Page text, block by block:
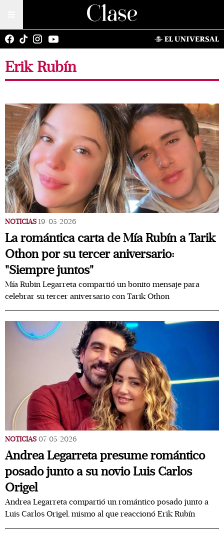
Erik Rubín
NOTICIAS 19/05/2026
La romántica carta de Mía Rubín a Tarik
Othon por su tercer aniversario:
"Siempre juntos"
Mía Rubin Legarreta compartió un bonito mensaje para
celebrar su tercer aniversario con Tarik Othon
NOTICIAS 07/05/2026
Andrea Legarreta presume romántico
posado junto a su novio Luis Carlos
Origel
Andrea Legarreta compartió un romántico posado junto a
Luis Carlos Origel, mismo al que reaccionó Erik Rubín